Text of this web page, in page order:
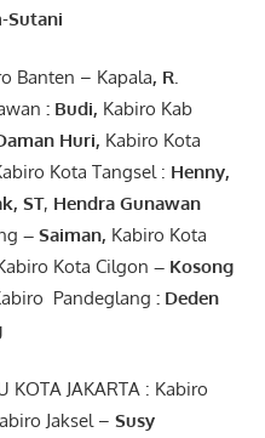
Sutani
Banten – Kapala, R.
: Budi, Kabiro Kab
Huri, Kabiro Kota
Kota Tangsel : Henny,
ST, Hendra Gunawan
– Saiman, Kabiro Kota
Kota Cilgon – Kosong
Pandeglang : Deden
KOTA JAKARTA : Kabiro
Jaksel – Susy